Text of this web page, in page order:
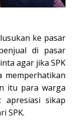
ke pasar
di pasar
agar jika SPK
memperhatikan
itu para warga
sikap
SPK.